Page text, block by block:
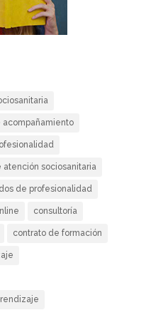
acompañamiento
sociosanitaria
de profesionalidad
consultoría
contrato de formación